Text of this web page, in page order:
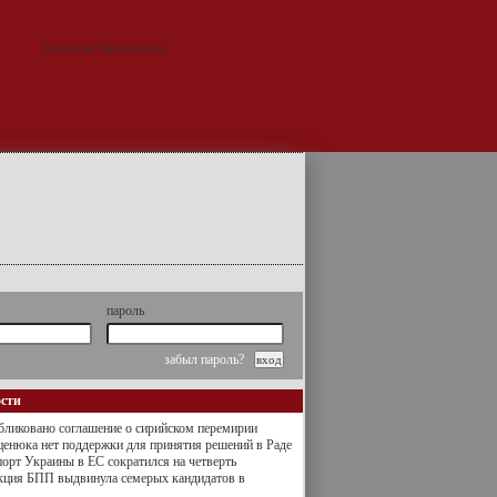
пароль
забыл пароль?
соглашение о сирийском перемирии
нет поддержки для принятия решений в Раде
Украины в ЕС сократился на четверть
БПП выдвинула семерых кандидатов в